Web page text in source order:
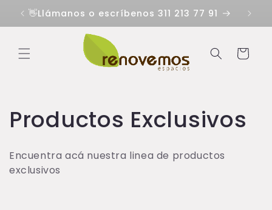
directamente
al contenido
👋Llámanos o escríbenos 311 213 77 91
Carrito
C
o
l
Productos Exclusivos
Encuentra acá nuestra linea de productos
exclusivos